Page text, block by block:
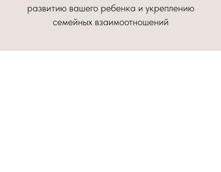
развитию вашего ребенка и укреплению
семейных взаимоотношений